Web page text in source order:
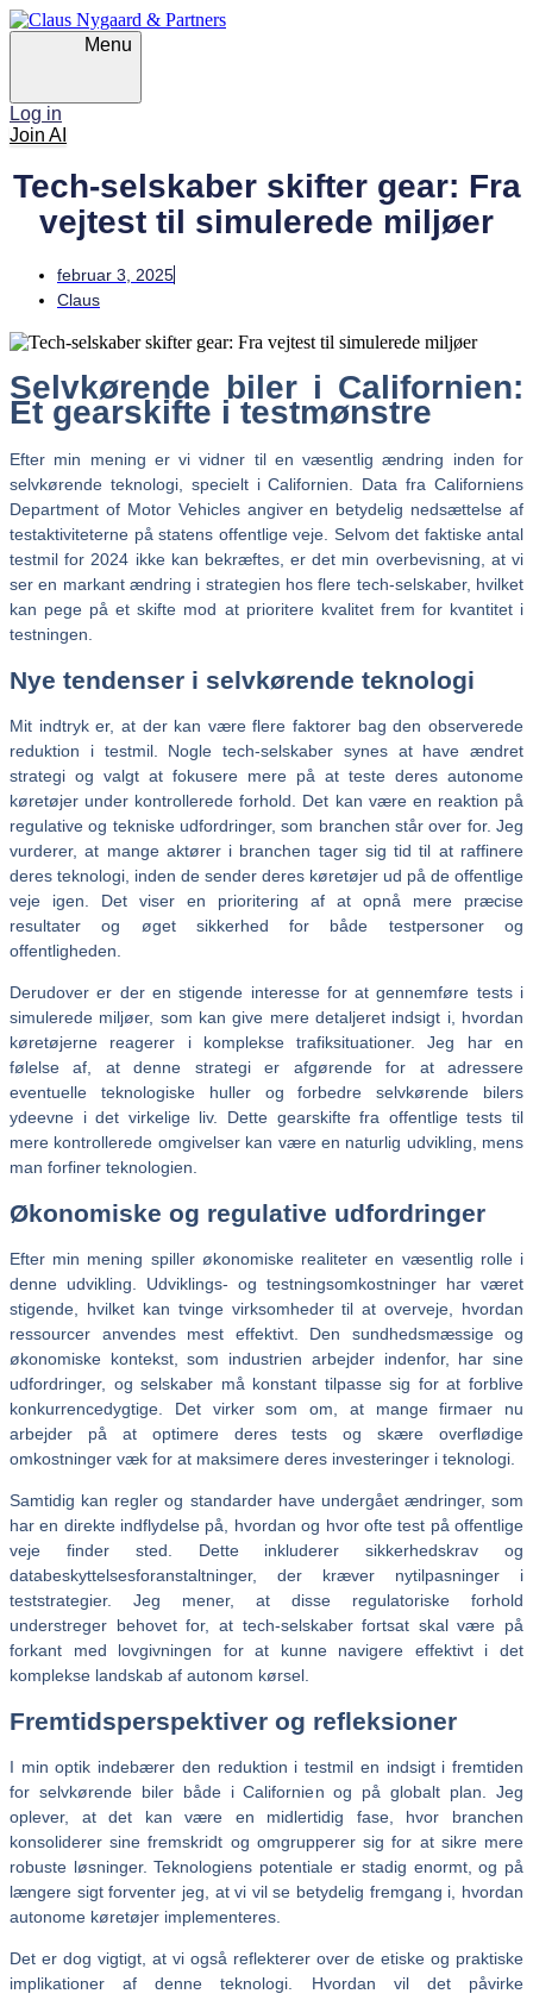
Skip
links
Skip
to
Skip
to
content
Menu
Log in
Join AI
Tech-selskaber skifter gear: Fra
vejtest til simulerede miljøer
februar 3, 2025
Claus
Selvkørende biler i Californien:
Et gearskifte i testmønstre
Efter min mening er vi vidner til en væsentlig ændring inden for
selvkørende teknologi, specielt i Californien. Data fra Californiens
Department of Motor Vehicles angiver en betydelig nedsættelse af
testaktiviteterne på statens offentlige veje. Selvom det faktiske antal
testmil for 2024 ikke kan bekræftes, er det min overbevisning, at vi
ser en markant ændring i strategien hos flere tech-selskaber, hvilket
kan pege på et skifte mod at prioritere kvalitet frem for kvantitet i
testningen.
Nye tendenser i selvkørende teknologi
Mit indtryk er, at der kan være flere faktorer bag den observerede
reduktion i testmil. Nogle tech-selskaber synes at have ændret
strategi og valgt at fokusere mere på at teste deres autonome
køretøjer under kontrollerede forhold. Det kan være en reaktion på
regulative og tekniske udfordringer, som branchen står over for. Jeg
vurderer, at mange aktører i branchen tager sig tid til at raffinere
deres teknologi, inden de sender deres køretøjer ud på de offentlige
veje igen. Det viser en prioritering af at opnå mere præcise
resultater og øget sikkerhed for både testpersoner og
offentligheden.
Derudover er der en stigende interesse for at gennemføre tests i
simulerede miljøer, som kan give mere detaljeret indsigt i, hvordan
køretøjerne reagerer i komplekse trafiksituationer. Jeg har en
følelse af, at denne strategi er afgørende for at adressere
eventuelle teknologiske huller og forbedre selvkørende bilers
ydeevne i det virkelige liv. Dette gearskifte fra offentlige tests til
mere kontrollerede omgivelser kan være en naturlig udvikling, mens
man forfiner teknologien.
Økonomiske og regulative udfordringer
Efter min mening spiller økonomiske realiteter en væsentlig rolle i
denne udvikling. Udviklings- og testningsomkostninger har været
stigende, hvilket kan tvinge virksomheder til at overveje, hvordan
ressourcer anvendes mest effektivt. Den sundhedsmæssige og
økonomiske kontekst, som industrien arbejder indenfor, har sine
udfordringer, og selskaber må konstant tilpasse sig for at forblive
konkurrencedygtige. Det virker som om, at mange firmaer nu
arbejder på at optimere deres tests og skære overflødige
omkostninger væk for at maksimere deres investeringer i teknologi.
Samtidig kan regler og standarder have undergået ændringer, som
har en direkte indflydelse på, hvordan og hvor ofte test på offentlige
veje finder sted. Dette inkluderer sikkerhedskrav og
databeskyttelsesforanstaltninger, der kræver nytilpasninger i
teststrategier. Jeg mener, at disse regulatoriske forhold
understreger behovet for, at tech-selskaber fortsat skal være på
forkant med lovgivningen for at kunne navigere effektivt i det
komplekse landskab af autonom kørsel.
Fremtidsperspektiver og refleksioner
I min optik indebærer den reduktion i testmil en indsigt i fremtiden
for selvkørende biler både i Californien og på globalt plan. Jeg
oplever, at det kan være en midlertidig fase, hvor branchen
konsoliderer sine fremskridt og omgrupperer sig for at sikre mere
robuste løsninger. Teknologiens potentiale er stadig enormt, og på
længere sigt forventer jeg, at vi vil se betydelig fremgang i, hvordan
autonome køretøjer implementeres.
Det er dog vigtigt, at vi også reflekterer over de etiske og praktiske
implikationer af denne teknologi. Hvordan vil det påvirke